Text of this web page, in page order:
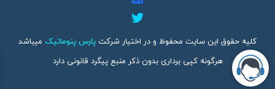
کلیه حقوق این سایت محفوظ و در اختیار شرکتپارس پنوماتیک میباشد
هرگونه کپی برداری بدون ذکر منبع پیگرد قانونی دارد